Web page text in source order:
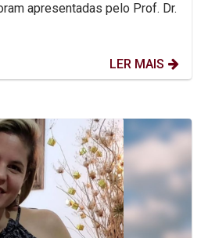
apresentadas pelo Prof. Dr.
LER MAIS